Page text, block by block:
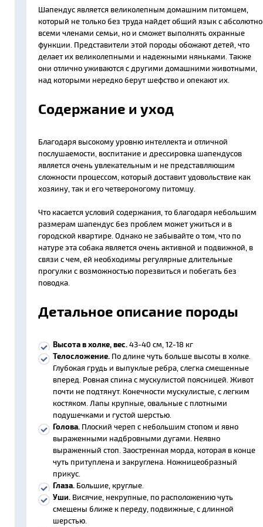
Шапендус является великолепным домашним питомцем,
который не только без труда найдет общий язык с абсолютно
всеми членами семьи, но и сможет выполнять охранные
функции. Представители этой породы обожают детей, что
делает их великолепными и надежными няньками. Также
они отлично уживаются с другими домашними животными,
над которыми нередко берут шефство и опекают их.
Содержание и уход
Благодаря высокому уровню интеллекта и отличной
послушаемости, воспитание и дрессировка шапендусов
является очень увлекательным и не представляющим
сложности процессом, который доставит удовольствие как
хозяину, так и его четвероногому питомцу.
Что касается условий содержания, то благодаря небольшим
размерам шапендус без проблем может ужиться и в
городской квартире. Однако не забывайте о том, что по
натуре эта собака является очень активной и подвижной, в
связи с чем, ей необходимы регулярные длительные
прогулки с возможностью порезвиться и побегать без
поводка.
Детальное описание породы
Высота в холке, вес. 43-40 см, 12-18 кг
Телосложение. По длине чуть больше высоты в холке.
Глубокая грудь и выпуклые ребра, слегка смещенные
вперед. Ровная спина с мускулистой поясницей. Живот
почти не подтянут. Конечности мускулистые, с легким
костяком. Лапы крупные, овальные с плотными
подушечками и густой шерстью.
Голова. Плоский череп с небольшим стопом и явно
выраженными надбровными дугами. Неявно
выраженный стоп. Заостренная морда, которая в конце
чуть притуплена и закруглена. Ножницеобразный
прикус.
Глаза. Большие, круглые.
Уши. Висячие, некрупные, по расположению чуть
смещены ближе к переду, подвижные, с длинной
шерстью.